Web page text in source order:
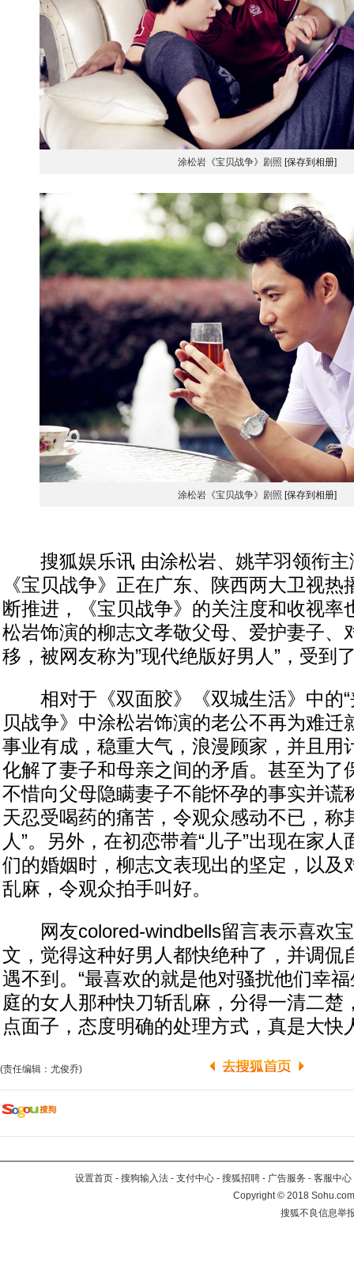
涂松岩《宝贝战争》剧照 [保存到相册]
涂松岩《宝贝战争》剧照 [保存到相册]
搜狐娱乐讯 由涂松岩、姚芊羽领衔主
《宝贝战争》正在广东、陕西两大卫视热
断推进，《宝贝战争》的关注度和收视率
松岩饰演的柳志文孝敬父母、爱护妻子、
移，被网友称为”现代绝版好男人”，受到
相对于《双面胶》《双城生活》中的“
贝战争》中涂松岩饰演的老公不再为难迁
事业有成，稳重大气，浪漫顾家，并且用
化解了妻子和母亲之间的矛盾。甚至为了
不惜向父母隐瞒妻子不能怀孕的事实并谎
天忍受喝药的痛苦，令观众感动不已，称
人”。另外，在初恋带着“儿子”出现在家
们的婚姻时，柳志文表现出的坚定，以及
乱麻，令观众拍手叫好。
网友colored-windbells留言表示喜欢宝
文，觉得这种好男人都快绝种了，并调侃
遇不到。“最喜欢的就是他对骚扰他们幸
庭的女人那种快刀斩乱麻，分得一清二楚
点面子，态度明确的处理方式，真是大快
(责任编辑：尤俊乔)
设置首页 - 搜狗输入法 - 支付中心 - 搜狐招聘 - 广告服务 - 客服中心
Copyright©2018
搜狐不良信息举